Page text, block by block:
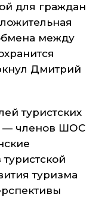
для граждан
между
Дмитрий
туристских
— членов ШОС
туризма